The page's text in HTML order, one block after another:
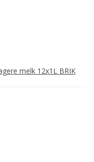
melk 12x1L BRIK